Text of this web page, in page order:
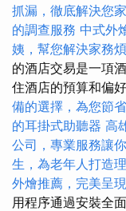
抓漏，徹底解決您
的調查服務 中式外
姨，幫您解決家務
的酒店交易是一項
住酒店的預算和偏
備的選擇，為您節
的耳掛式助聽器 高
公司，專業服務讓
生，為老年人打造
外燴推薦，完美呈
用程序通過安裝全